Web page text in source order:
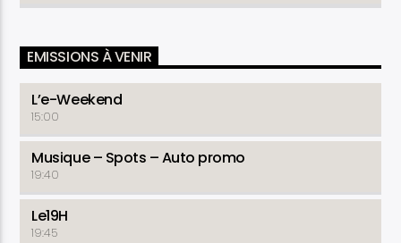
EMISSIONS À VENIR
L’e-Weekend
15:00
Musique – Spots – Auto promo
19:40
Le19H
19:45